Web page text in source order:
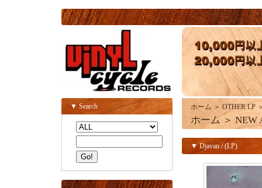
▼ Search ホーム ＞ OTHER LP
ホーム ＞ NEW
▼ Djavan / (LP)